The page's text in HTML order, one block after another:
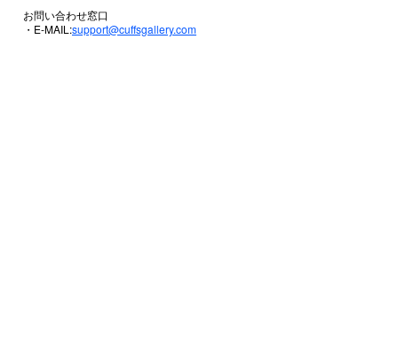
お問い合わせ窓口
・E-MAIL:support@cuffsgallery.com